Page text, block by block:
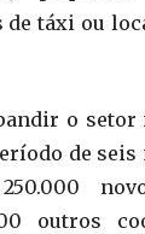
táxi ou
o setor
de
outros